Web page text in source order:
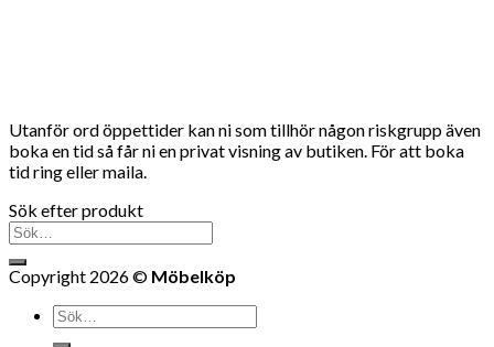
Utanför ord öppettider kan ni som tillhör någon riskgrupp även
boka en tid så får ni en privat visning av butiken. För att boka
tid ring eller maila.
Sök efter produkt
Sök
efter:
Copyright 2026 © Möbelköp
Sök
efter: